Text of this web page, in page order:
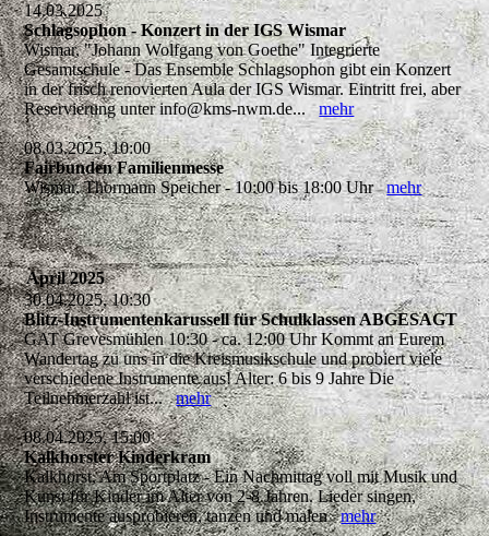
14.03.2025
Schlagsophon - Konzert in der IGS Wismar
Wismar, "Johann Wolfgang von Goethe" Integrierte
Gesamtschule - Das Ensemble Schlagsophon gibt ein Konzert
in der frisch renovierten Aula der IGS Wismar. Eintritt frei, aber
Reservierung unter info@kms-nwm.de...mehr
08.03.2025, 10:00
Fairbunden Familienmesse
Wismar, Thormann Speicher - 10:00 bis 18:00 Uhrmehr
April 2025
30.04.2025, 10:30
Blitz-Instrumentenkarussell für Schulklassen ABGESAGT
GAT Grevesmühlen 10:30 - ca. 12:00 Uhr Kommt an Eurem
Wandertag zu uns in die Kreismusikschule und probiert viele
verschiedene Instrumente aus! Alter: 6 bis 9 Jahre Die
Teilnehmerzahl ist...mehr
08.04.2025, 15:00
Kalkhorster Kinderkram
Kalkhorst, Am Sportplatz - Ein Nachmittag voll mit Musik und
Kunst für Kinder im Alter von 2-8 Jahren. Lieder singen,
Instrumente ausprobieren, tanzen und malenmehr